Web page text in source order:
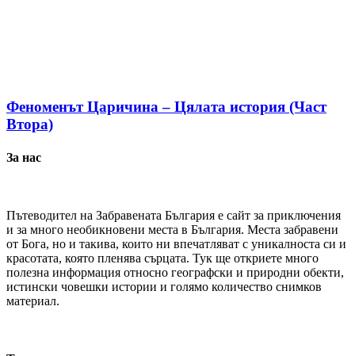
Феноменът Царичина – Цялата история (Част
Втора)
За нас
Пътеводител на Забравената България е сайт за приключения
и за много необикновени места в България. Места забравени
от Бога, но и такива, които ни впечатляват с уникалноста си и
красотата, която пленява сърцата. Тук ще откриете много
полезна информация относно географски и природни обекти,
истински човешки истории и голямо количество снимков
материал.